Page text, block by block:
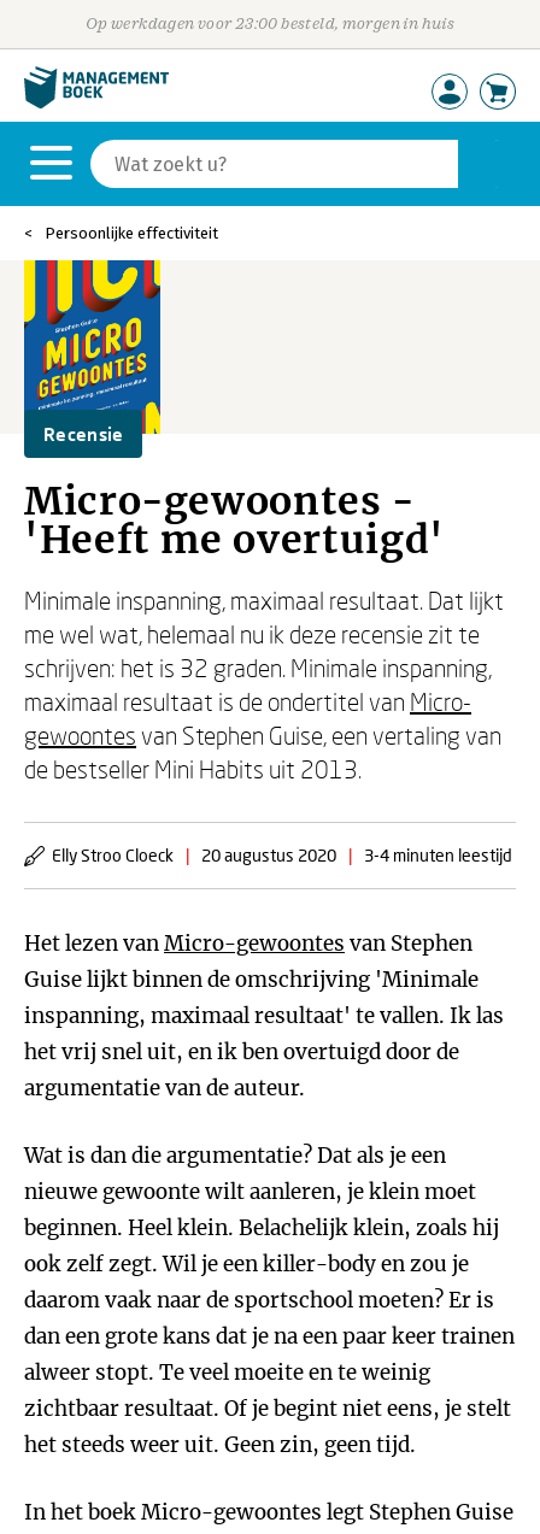
Op werkdagen voor 23:00 besteld, morgen in huis
Persoonlijke effectiviteit
Recensie
Micro-gewoontes -
'Heeft me overtuigd'
Minimale inspanning, maximaal resultaat. Dat lijkt
me wel wat, helemaal nu ik deze recensie zit te
schrijven: het is 32 graden. Minimale inspanning,
maximaal resultaat is de ondertitel van Micro-
gewoontes van Stephen Guise, een vertaling van
de bestseller Mini Habits uit 2013.
Elly Stroo Cloeck | 20 augustus 2020 | 3-4 minuten leestijd
Het lezen vanMicro-gewoontes van Stephen
Guise lijkt binnen de omschrijving 'Minimale
inspanning, maximaal resultaat' te vallen. Ik las
het vrij snel uit, en ik ben overtuigd door de
argumentatie van de auteur.
Wat is dan die argumentatie? Dat als je een
nieuwe gewoonte wilt aanleren, je klein moet
beginnen. Heel klein. Belachelijk klein, zoals hij
ook zelf zegt. Wil je een killer-body en zou je
daarom vaak naar de sportschool moeten? Er is
dan een grote kans dat je na een paar keer trainen
alweer stopt. Te veel moeite en te weinig
zichtbaar resultaat. Of je begint niet eens, je stelt
het steeds weer uit. Geen zin, geen tijd.
In het boek Micro-gewoontes legt Stephen Guise